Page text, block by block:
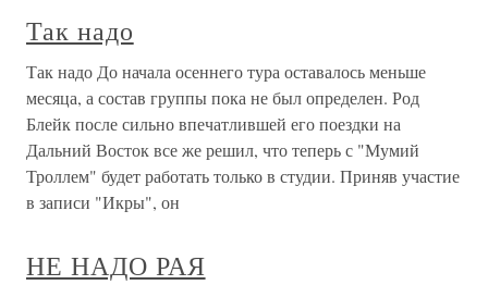
Так надо
Так надо До начала осеннего тура оставалось меньше
месяца, а состав группы пока не был определен. Род
Блейк после сильно впечатлившей его поездки на
Дальний Восток все же решил, что теперь с "Мумий
Троллем" будет работать только в студии. Приняв участие
в записи "Икры", он
НЕ НАДО РАЯ